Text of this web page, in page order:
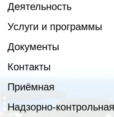
Деятельность
Услуги и программы
Документы
Контакты
Приёмная
Надзорно-